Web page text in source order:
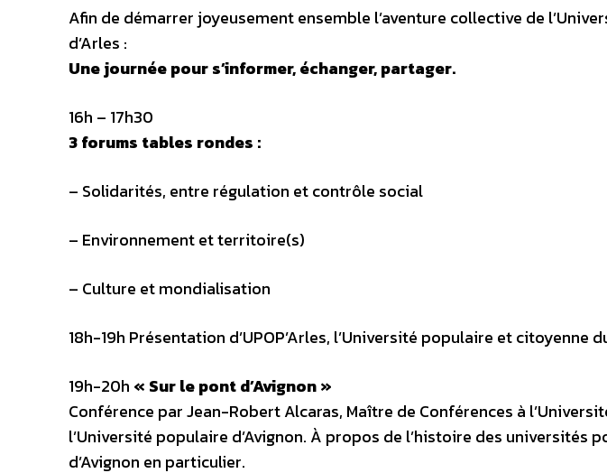
Afin de démarrer joyeusement ensemble l’aventure collective de
d’Arles :
Une journée pour s’informer, échanger, partager.
16h – 17h30
3 forums tables rondes :
– Solidarités, entre régulation et contrôle social
– Environnement et territoire(s)
– Culture et mondialisation
18h-19h Présentation d’UPOP’Arles, l’Université populaire et citoyenne
19h-20h « Sur le pont d’Avignon »
Conférence par Jean-Robert Alcaras, Maître de Conférences à
l’Université populaire d’Avignon. À propos de l’histoire des universités
d’Avignon en particulier.